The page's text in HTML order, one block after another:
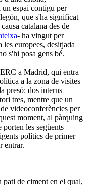
espai contigu per
que s'ha significat
catalana des de
- ha vingut per
europees, desitjada
s'hi posa gens bé.
a Madrid, qui entra
a la zona de visites
presó: dos interns
tres, mentre que un
videoconferències per
moment, al pàrquing
les següents
polítics de primer
entrar.
pati de ciment en el qual,